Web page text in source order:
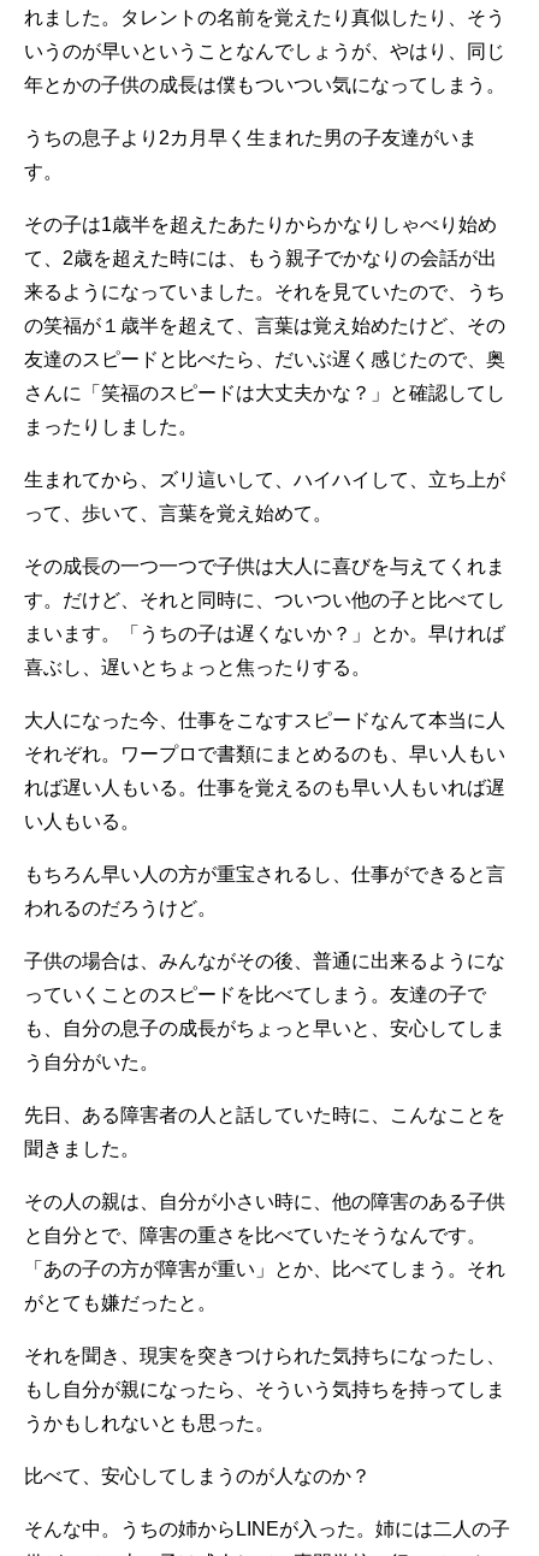
れました。タレントの名前を覚えたり真似したり、そう
いうのが早いということなんでしょうが、やはり、同じ
年とかの子供の成長は僕もついつい気になってしまう。
うちの息子より2カ月早く生まれた男の子友達がいま
す。
その子は1歳半を超えたあたりからかなりしゃべり始め
て、2歳を超えた時には、もう親子でかなりの会話が出
来るようになっていました。それを見ていたので、うち
の笑福が１歳半を超えて、言葉は覚え始めたけど、その
友達のスピードと比べたら、だいぶ遅く感じたので、奥
さんに「笑福のスピードは大丈夫かな？」と確認してし
まったりしました。
生まれてから、ズリ這いして、ハイハイして、立ち上が
って、歩いて、言葉を覚え始めて。
その成長の一つ一つで子供は大人に喜びを与えてくれま
す。だけど、それと同時に、ついつい他の子と比べてし
まいます。「うちの子は遅くないか？」とか。早ければ
喜ぶし、遅いとちょっと焦ったりする。
大人になった今、仕事をこなすスピードなんて本当に人
それぞれ。ワープロで書類にまとめるのも、早い人もい
れば遅い人もいる。仕事を覚えるのも早い人もいれば遅
い人もいる。
もちろん早い人の方が重宝されるし、仕事ができると言
われるのだろうけど。
子供の場合は、みんながその後、普通に出来るようにな
っていくことのスピードを比べてしまう。友達の子で
も、自分の息子の成長がちょっと早いと、安心してしま
う自分がいた。
先日、ある障害者の人と話していた時に、こんなことを
聞きました。
その人の親は、自分が小さい時に、他の障害のある子供
と自分とで、障害の重さを比べていたそうなんです。
「あの子の方が障害が重い」とか、比べてしまう。それ
がとても嫌だったと。
それを聞き、現実を突きつけられた気持ちになったし、
もし自分が親になったら、そういう気持ちを持ってしま
うかもしれないとも思った。
比べて、安心してしまうのが人なのか？
そんな中。うちの姉からLINEが入った。姉には二人の子